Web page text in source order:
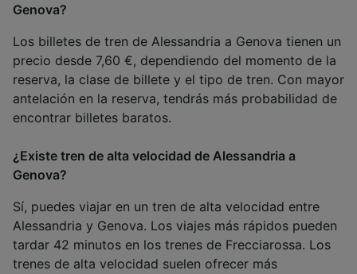
Genova?
Los billetes de tren de Alessandria a Genova tienen un
precio desde 7,60 €, dependiendo del momento de la
reserva, la clase de billete y el tipo de tren. Con mayor
antelación en la reserva, tendrás más probabilidad de
encontrar billetes baratos.
¿Existe tren de alta velocidad de Alessandria a
Genova?
Sí, puedes viajar en un tren de alta velocidad entre
Alessandria y Genova. Los viajes más rápidos pueden
tardar 42 minutos en los trenes de Frecciarossa. Los
trenes de alta velocidad suelen ofrecer más